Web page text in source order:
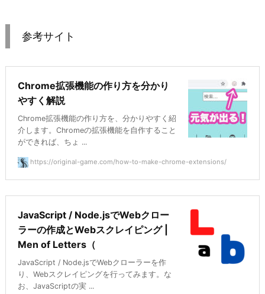
参考サイト
Chrome拡張機能の作り方を分かり
やすく解説
Chrome拡張機能の作り方を、分かりやすく紹
介します。Chromeの拡張機能を自作すること
ができれば、ちょ ...
https://original-game.com/how-to-make-chrome-extensions/
JavaScript / Node.jsでWebクロー
ラーの作成とWebスクレイピング |
Men of Letters（
JavaScript / Node.jsでWebクローラーを作
り、Webスクレイピングを行ってみます。な
お、JavaScriptの実 ...